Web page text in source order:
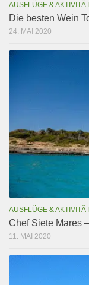
AUSFLÜGE &
Die besten Wein
24. MAI 2020
AUSFLÜGE &
Chef Siete Mares
11. MAI 2020